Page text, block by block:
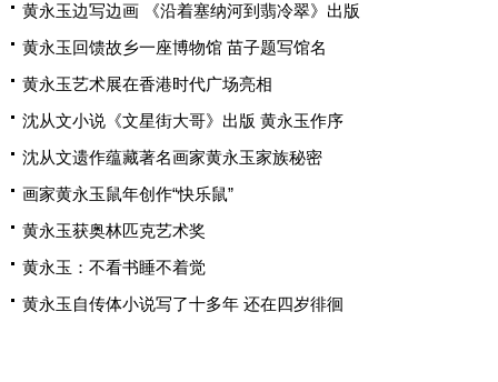
黄永玉边写边画 《沿着塞纳河到翡冷翠》出版
黄永玉回馈故乡一座博物馆 苗子题写馆名
黄永玉艺术展在香港时代广场亮相
沈从文小说《文星街大哥》出版 黄永玉作序
沈从文遗作蕴藏著名画家黄永玉家族秘密
画家黄永玉鼠年创作“快乐鼠”
黄永玉获奥林匹克艺术奖
黄永玉：不看书睡不着觉
黄永玉自传体小说写了十多年 还在四岁徘徊